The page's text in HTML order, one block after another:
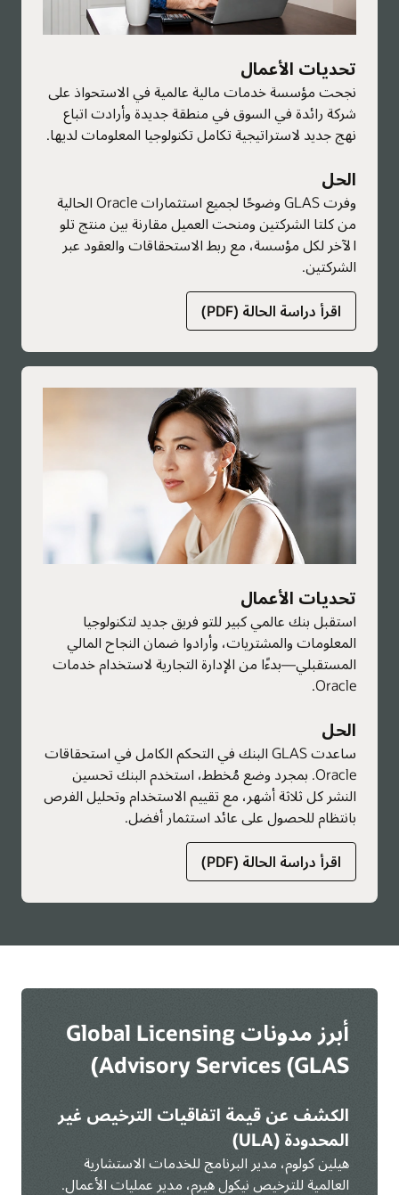
تحديات الأعمال
نجحت مؤسسة خدمات مالية عالمية في الاستحواذ على
شركة رائدة في السوق في منطقة جديدة وأرادت اتباع
نهج جديد لاستراتيجية تكامل تكنولوجيا المعلومات لديها.
الحل
وفرت GLAS وضوحًا لجميع استثمارات Oracle الحالية
من كلتا الشركتين ومنحت العميل مقارنة بين منتج تلو
الآخر لكل مؤسسة، مع ربط الاستحقاقات والعقود عبر
الشركتين.
اقرأ دراسة الحالة (PDF)
حول
الخدمات
الاستشارية
العالمية
للترخيص
تحديات الأعمال
استقبل بنك عالمي كبير للتو فريق جديد لتكنولوجيا
المعلومات والمشتريات، وأرادوا ضمان النجاح المالي
المستقبلي—بدءًا من الإدارة التجارية لاستخدام خدمات
Oracle.
الحل
ساعدت GLAS البنك في التحكم الكامل في استحقاقات
Oracle. بمجرد وضع مُخطط، استخدم البنك تحسين
النشر كل ثلاثة أشهر، مع تقييم الاستخدام وتحليل الفرص
بانتظام للحصول على عائد استثمار أفضل.
اقرأ دراسة الحالة (PDF)
حول
الخدمات
الاستشارية
أبرز مدونات Global Licensing
Advisory Services (GLAS)
الكشف عن قيمة اتفاقيات الترخيص غير
المحدودة (ULA)
هيلين كولوم، مدير البرنامج للخدمات الاستشارية
العالمية للترخيص نيكول هيرم، مدير عمليات الأعمال.